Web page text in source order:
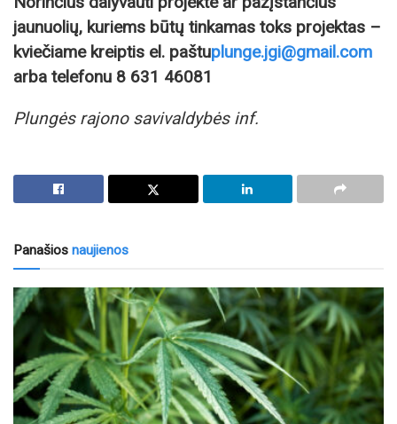
jaunuolių, kuriems būtų tinkamas toks projektas –
kviečiame kreiptis el. paštuplunge.jgi@gmail.com
arba telefonu 8 631 46081
Plungės rajono savivaldybės inf.
Panašios naujienos